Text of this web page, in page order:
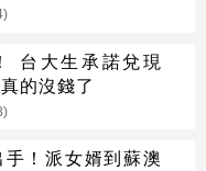
台大生承諾兌現
的沒錢了
手！派女婿到蘇澳